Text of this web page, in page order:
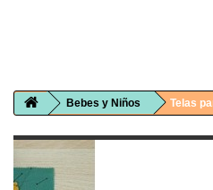
Bebes y Niños Telas